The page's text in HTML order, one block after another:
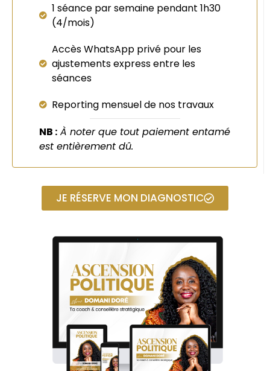
1 séance par semaine pendant 1h30
(4/mois)
Accès WhatsApp privé pour les
ajustements express entre les
séances
Reporting mensuel de nos travaux
NB : À noter que tout paiement entamé
est entièrement dû.
JE RÉSERVE MON DIAGNOSTIC